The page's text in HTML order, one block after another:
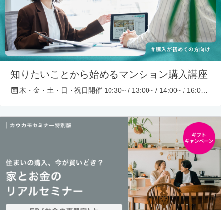
知りたいことから始めるマンション購入講座